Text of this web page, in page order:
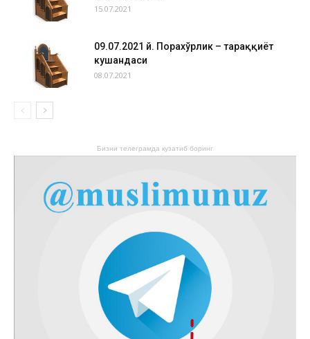
15.07.2021
09.07.2021 й. Порахўрлик – тараққиёт
кушандаси
08.07.2021
Бизни телеграмда кузатиб боринг